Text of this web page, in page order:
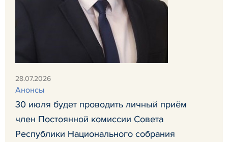
28.07.2026
Анонсы
30 июля будет проводить личный приём
член Постоянной комиссии Совета
Республики Национального собрания